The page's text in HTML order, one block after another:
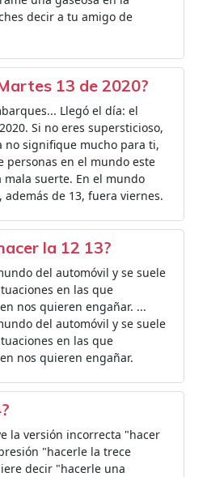
decir a tu amigo de
13 de 2020?
Llegó el día: el
Si no eres supersticioso,
no signifique mucho para ti,
personas en el mundo este
suerte. En el mundo
de 13, fuera viernes.
la 12 13?
del automóvil y se suele
en las que
nos quieren engañar. ...
del automóvil y se suele
en las que
nos quieren engañar.
la versión incorrecta "hacer
"hacerle la trece
decir "hacerle una